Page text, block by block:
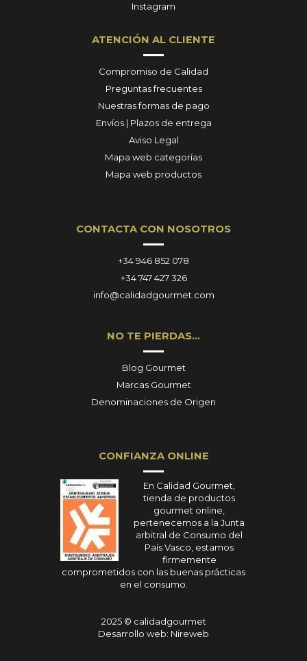
Instagram
ATENCIÓN AL CLIENTE
Compromiso de Calidad
Preguntas frecuentes
Nuestras formas de pago
Envíos | Plazos de entrega
Aviso Legal
Mapa web categorías
Mapa web productos
CONTACTA CON NOSOTROS
+34 946 852 078
+34 747 427 326
info@calidadgourmet.com
NO TE PIERDAS…
Blog Gourmet
Marcas Gourmet
Denominaciones de Origen
CONFIANZA ONLINE
En Calidad Gourmet,
tienda de productos
gourmet online,
pertenecemos a la Junta
arbitral de Consumo del
País Vasco, estamos
firmemente
comprometidos con las buenas prácticas
en el consumo.
2025 © calidadgourmet
Desarrollo web: Nireweb